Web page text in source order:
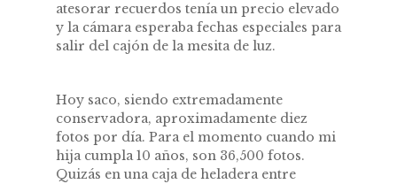
atesorar recuerdos tenía un precio elevado
y la cámara esperaba fechas especiales para
salir del cajón de la mesita de luz.
Hoy saco, siendo extremadamente
conservadora, aproximadamente diez
fotos por día. Para el momento cuando mi
hija cumpla 10 años, son 36,500 fotos.
Quizás en una caja de heladera entre